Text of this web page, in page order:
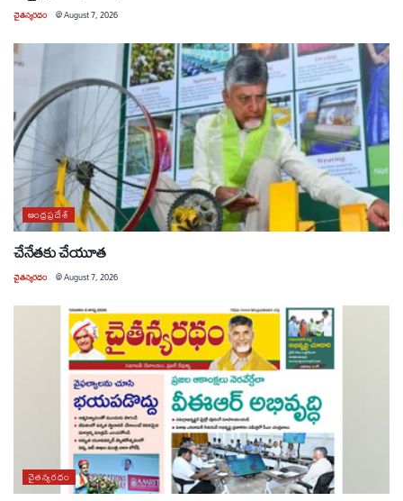
చైతన్యరధం @August 7, 2026
ఆంధ్రప్రదేశ్
చేనేతకు చేయూత
చైతన్యరధం @August 7, 2026
చైతన్యరధం